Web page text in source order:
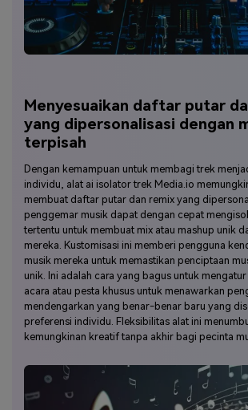
Menyesuaikan daftar putar
yang dipersonalisasi dengan
terpisah
Dengan kemampuan untuk membagi trek
individu, alat ai isolator trek Media.io
membuat daftar putar dan remix yang
penggemar musik dapat dengan cepat
tertentu untuk membuat mix atau mashup unik
mereka. Kustomisasi ini memberi pengguna
musik mereka untuk memastikan penciptaan
unik. Ini adalah cara yang bagus untuk
acara atau pesta khusus untuk menawarkan
mendengarkan yang benar-benar baru yang
preferensi individu. Fleksibilitas alat ini
kemungkinan kreatif tanpa akhir bagi pecinta